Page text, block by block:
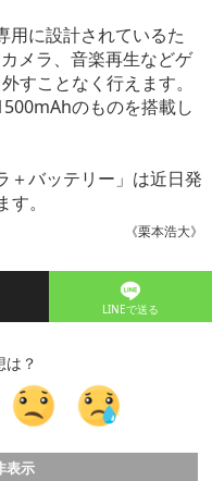
に設計されているた
メラ、音楽再生などゲ
すことなく行えます。
のものを搭載し
＋バッテリー」は近日発
。
《栗本浩大》
LINEで送る
は？
表示